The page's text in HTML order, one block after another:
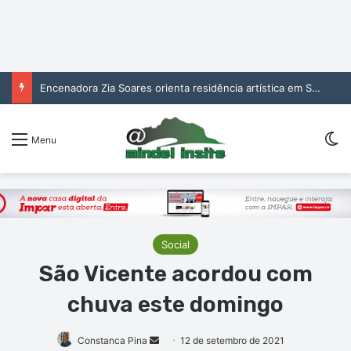
Encenadora Zia Soares orienta residência artística em São Vicente
Menu
Social
São Vicente acordou com
chuva este domingo
Constanca Pina
Mande12 de setembro de 2021